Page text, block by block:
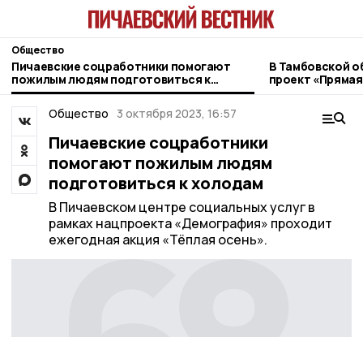
Общество
Пичаевские соцработники помогают
пожилым людям подготовиться к
холодам
В Тамбовской
проект
ветеранов СВО
Общество
3 октября 2023, 16:57
Пичаевские соцработники
помогают пожилым людям
подготовиться к холодам
В Пичаевском центре социальных услуг в
рамках нацпроекта «Демография» проходит
ежегодная акция «Тёплая осень».